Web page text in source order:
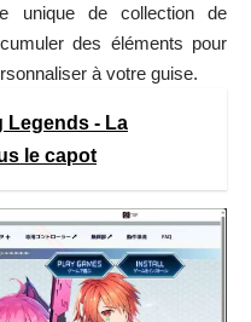
unique de collection de
des éléments pour
à votre guise.
Legends - La
le capot